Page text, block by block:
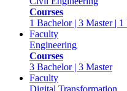
Courses
1 Bachelor | 3 Master |
Faculty
Engineering
Courses
3 Bachelor | 3 Master
Faculty
Digital Transformation